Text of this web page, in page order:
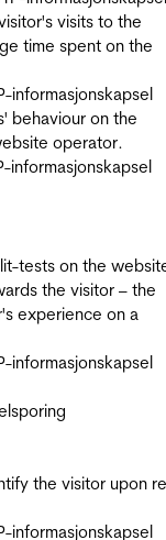
visits to the
time spent on the
informasjonskapsel
behaviour on the
operator.
informasjonskapsel
tests on the
the visitor – the
experience on a
informasjonskapsel
the visitor upon
informasjonskapsel